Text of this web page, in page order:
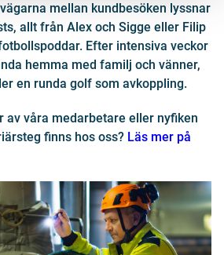
mellan kundbesöken lyssnar
allt från Alex och Sigge eller Filip
Efter intensiva veckor
hemma med familj och vänner,
en runda golf som avkoppling.
av våra medarbetare eller nyfiken
finns hos oss? Läs mer på